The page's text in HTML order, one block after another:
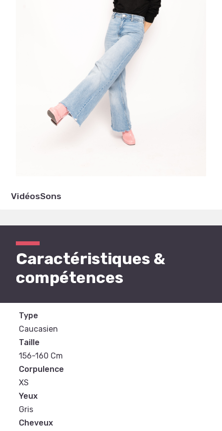
VidéosSons
Caractéristiques &
compétences
Type
Caucasien
Taille
156-160 Cm
Corpulence
XS
Yeux
Gris
Cheveux